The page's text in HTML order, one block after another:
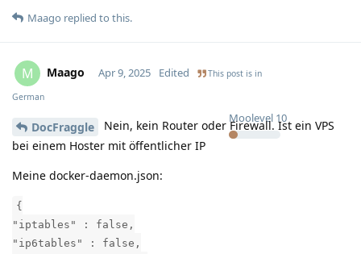
Maago replied to this.
M Maago
Moolevel 10
Apr 9, 2025 Edited This post is in
German
DocFraggle
Nein, kein Router oder Firewall. Ist ein VPS
bei einem Hoster mit öffentlicher IP
Meine docker-daemon.json:
{
"iptables" : false,
"ip6tables" : false,